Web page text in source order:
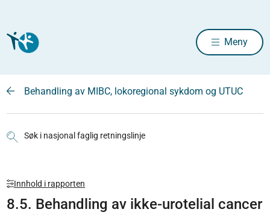
Meny
Behandling av MIBC, lokoregional sykdom og UTUC
Søk i nasjonal faglig retningslinje
Innhold i rapporten
8.5. Behandling av ikke-urotelial cancer